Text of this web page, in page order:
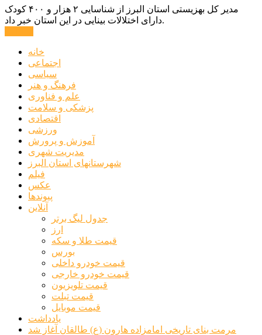
مدیر کل بهزیستی استان البرز از شناسایی ۲ هزار و ۴۰۰ کودک
دارای اختلالات بینایی در این استان خبر داد.
خانه
اجتماعی
سیاسی
فرهنگ و هنر
علم و فناوری
پزشکی و سلامت
اقتصادی
ورزشی
آموزش و پرورش
مدیریت شهری
شهرستانهای استان البرز
فیلم
عکس
پیوندها
آنلاین
جدول لیگ برتر
ارز
قیمت طلا و سکه
بورس
قیمت خودرو داخلی
قیمت خودرو خارجی
قیمت تلویزیون
قیمت تبلت
قیمت موبایل
یادداشت
مرمت بنای تاریخی امامزاده هارون (ع) طالقان آغاز شد